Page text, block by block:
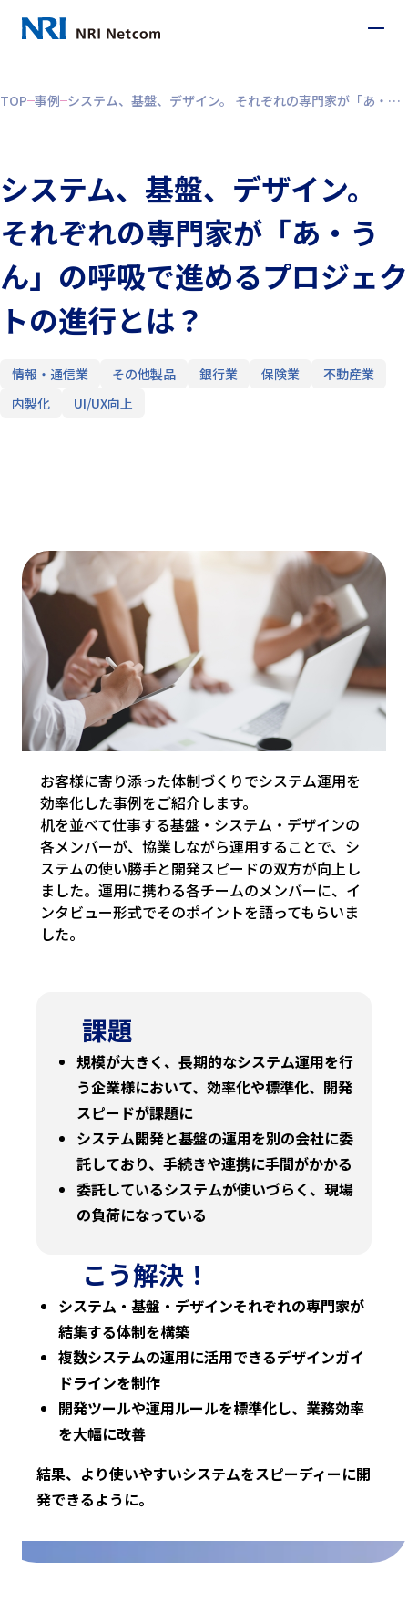
TOP 事例 システム、基盤、デザイン。 それぞれの専門家が「あ・うん」の呼吸で進めるプロジェクトの進行とは？
システム、基盤、デザイン。
それぞれの専門家が「あ・う
ん」の呼吸で進めるプロジェク
トの進行とは？
情報・通信業 その他製品 銀行業 保険業
不動産業
内製化
UI/UX向上
お客様に寄り添った体制づくりでシステム運用を
効率化した事例をご紹介します。
机を並べて仕事する基盤・システム・デザインの
各メンバーが、協業しながら運用することで、シ
ステムの使い勝手と開発スピードの双方が向上し
ました。運用に携わる各チームのメンバーに、イ
ンタビュー形式でそのポイントを語ってもらいま
した。
課題
規模が大きく、長期的なシステム運用を行
う企業様において、効率化や標準化、開発
スピードが課題に
システム開発と基盤の運用を別の会社に委
託しており、手続きや連携に手間がかかる
委託しているシステムが使いづらく、現場
の負荷になっている
こう解決！
システム・基盤・デザインそれぞれの専門家が
結集する体制を構築
複数システムの運用に活用できるデザインガイ
ドラインを制作
開発ツールや運用ルールを標準化し、業務効率
を大幅に改善
結果、より使いやすいシステムをスピーディーに開
発できるように。